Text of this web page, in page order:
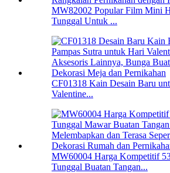
MW82002 Popular Film Mini
Tunggal Untuk ...
CF01318 Kain Desain Baru
Valentine...
MW60004 Harga Kompetitif
Tunggal Buatan Tangan...